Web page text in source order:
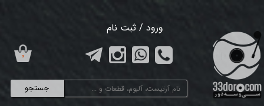
جستجو
ورود / ثبت نام
تغییر گذر واژه
سفارشات
۰